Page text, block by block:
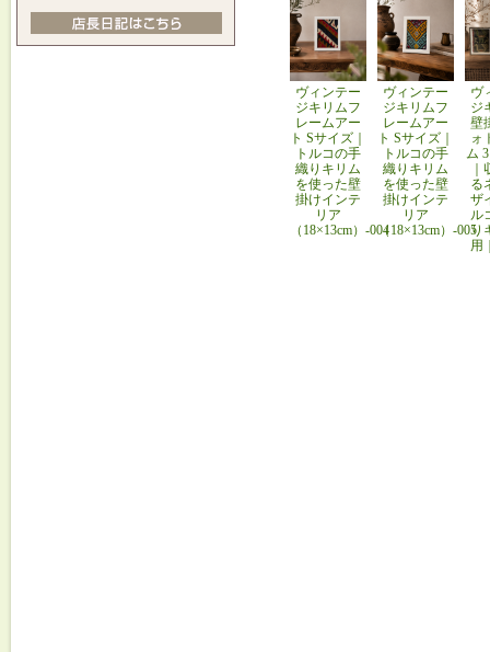
ヴィンテー
ジキリムフ
レームアー
ト Sサイズ｜
トルコの手
織りキリム
を使った壁
掛けインテ
リア
（18×13cm）-004
ヴィンテー
ジキリムフ
レームアー
ト Sサイズ｜
トルコの手
織りキリム
を使った壁
掛けインテ
リア
（18×13cm）-005
ヴ
ジ
壁
ォ
ム
る
ザ
ル
り
用